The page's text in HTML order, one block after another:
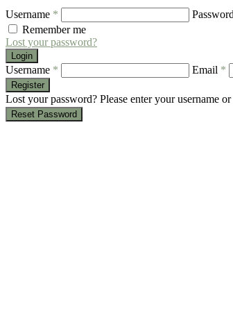
Username * Password
Remember me
Lost your password?
Login
Username * Email *
Register
Lost your password? Please enter your username
Reset Password